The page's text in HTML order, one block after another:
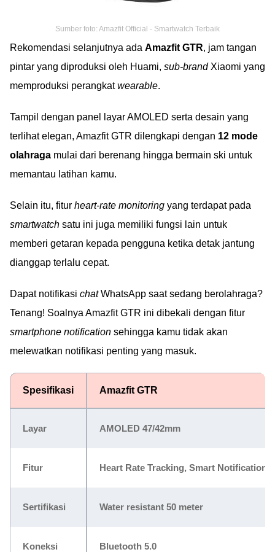
Sumber foto: Amazfit Official - Smartwatch Terbaik
Rekomendasi selanjutnya ada Amazfit GTR, jam tangan
pintar yang diproduksi oleh Huami, sub-brandXiaomi yang
memproduksi perangkatwearable.
Tampil dengan panel layar AMOLED serta desain yang
terlihat elegan, Amazfit GTR dilengkapi dengan 12 mode
olahraga mulai dari berenang hingga bermain ski untuk
memantau latihan kamu.
Selain itu, fitur heart-rate monitoring yang terdapat pada
smartwatch satu ini juga memiliki fungsi lain untuk
memberi getaran kepada pengguna ketika detak jantung
dianggap terlalu cepat.
Dapat notifikasi chatWhatsApp saat sedang berolahraga?
Tenang! Soalnya Amazfit GTR ini dibekali dengan fitur
smartphone notification sehingga kamu tidak akan
melewatkan notifikasi penting yang masuk.
Spesifikasi Amazfit GTR
Layar AMOLED 47/42mm
Fitur Heart Rate Tracking, Smart
Sertifikasi Water resistant 50 meter
Koneksi Bluetooth 5.0